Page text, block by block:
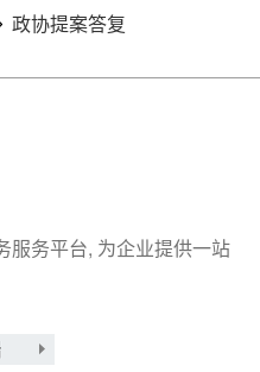
政协提案答复
服务平台, 为企业提供一站